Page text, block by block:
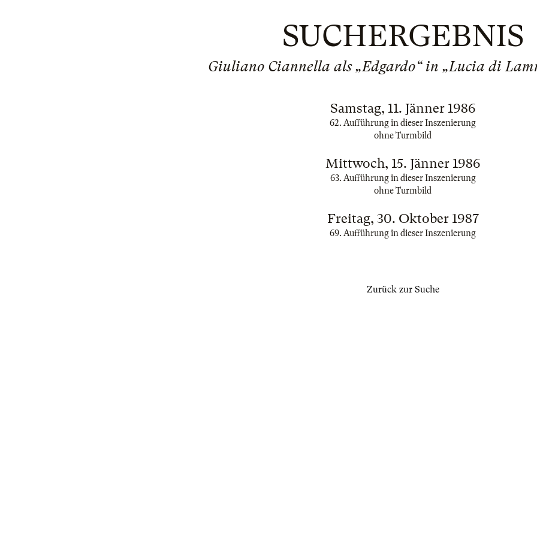
SUCHERGEBNIS
Giuliano Ciannella als „Edgardo“ in „Lucia di
Samstag, 11. Jänner 1986
62. Aufführung in dieser Inszenierung
ohne Turmbild
Mittwoch, 15. Jänner 1986
63. Aufführung in dieser Inszenierung
ohne Turmbild
Freitag, 30. Oktober 1987
69. Aufführung in dieser Inszenierung
Zurück zur Suche